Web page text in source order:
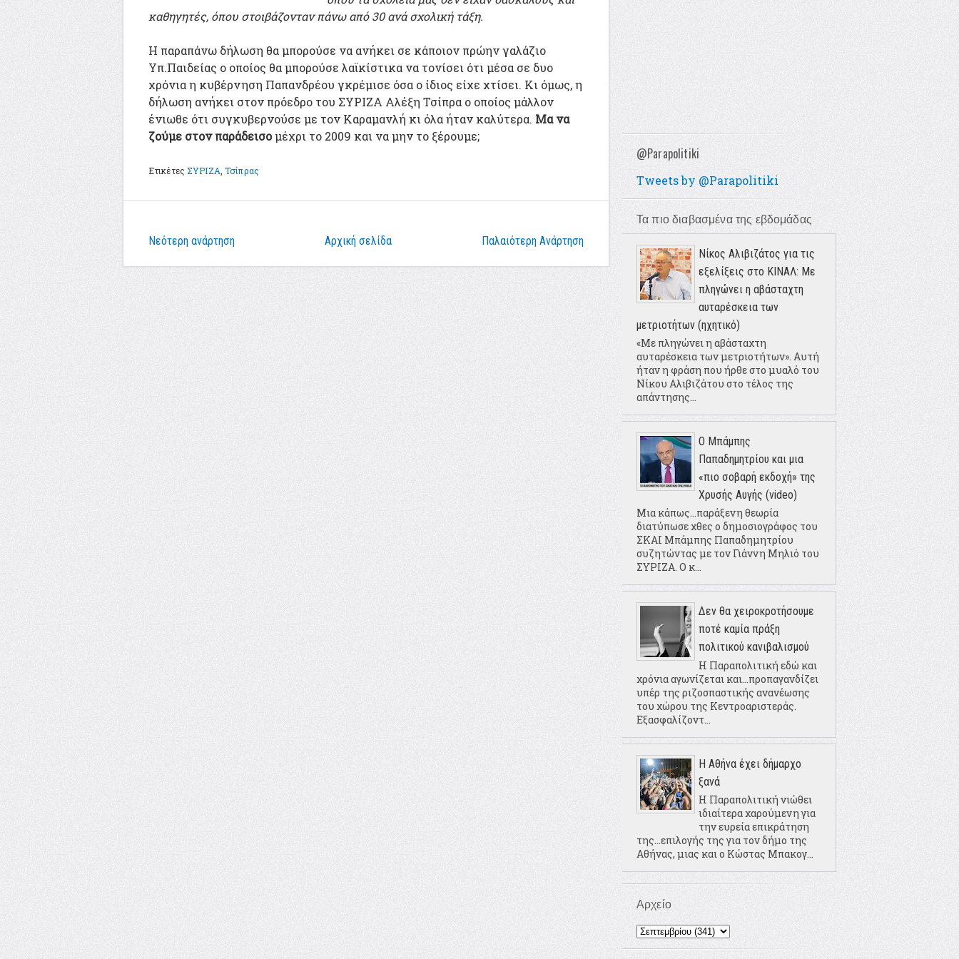
καθηγητές, όπου στοιβάζονταν πάνω από 30 ανά σχολική τάξη.
Η παραπάνω δήλωση θα μπορούσε να ανήκει σε κάποιον πρώην γαλάζιο
Υπ.Παιδείας ο οποίος θα μπορούσε λαϊκίστικα να τονίσει ότι μέσα σε δυο
χρόνια η κυβέρνηση Παπανδρέου γκρέμισε όσα ο ίδιος είχε χτίσει. Κι όμως, η
δήλωση ανήκει στον πρόεδρο του ΣΥΡΙΖΑ Αλέξη Τσίπρα ο οποίος μάλλον
ένιωθε ότι συγκυβερνούσε με τον Καραμανλή κι όλα ήταν καλύτερα. Μα να
ζούμε στον παράδεισομέχρι το 2009 και να μην το ξέρουμε;
Ετικέτες ΣΥΡΙΖΑ ,Τσίπρας
Νεότερη ανάρτηση Παλαιότερη Ανάρτηση
Αρχική σελίδα
@Parapolitiki
Tweets by @Parapolitiki
Τα πιο διαβασμένα της εβδομάδας
Νίκος Αλιβιζάτος για τις
εξελίξεις στο ΚΙΝΑΛ: Με
πληγώνει η αβάσταχτη
αυταρέσκεια των
μετριοτήτων (ηχητικό)
«Με πληγώνει η αβάσταχτη
αυταρέσκεια των μετριοτήτων». Αυτή
ήταν η φράση που ήρθε στο μυαλό του
Νίκου Αλιβιζάτου στο τέλος της
απάντησης...
Ο Μπάμπης
Παπαδημητρίου και μια
«πιο σοβαρή εκδοχή» της
Χρυσής Αυγής (video)
Μια κάπως...παράξενη θεωρία
διατύπωσε χθες ο δημοσιογράφος του
ΣΚΑΙ Μπάμπης Παπαδημητρίου
συζητώντας με τον Γιάννη Μηλιό του
ΣΥΡΙΖΑ. Ο κ...
Δεν θα χειροκροτήσουμε
ποτέ καμία πράξη
πολιτικού κανιβαλισμού
Η Παραπολιτική εδώ και
χρόνια αγωνίζεται και...προπαγανδίζει
υπέρ της ριζοσπαστικής ανανέωσης
του χώρου της Κεντροαριστεράς.
Εξασφαλίζοντ...
Η Αθήνα έχει δήμαρχο
ξανά
Η Παραπολιτική νιώθει
ιδιαίτερα χαρούμενη για
την ευρεία επικράτηση
της...επιλογής της για τον δήμο της
Αθήνας, μιας και ο Κώστας Μπακογ...
Αρχείο